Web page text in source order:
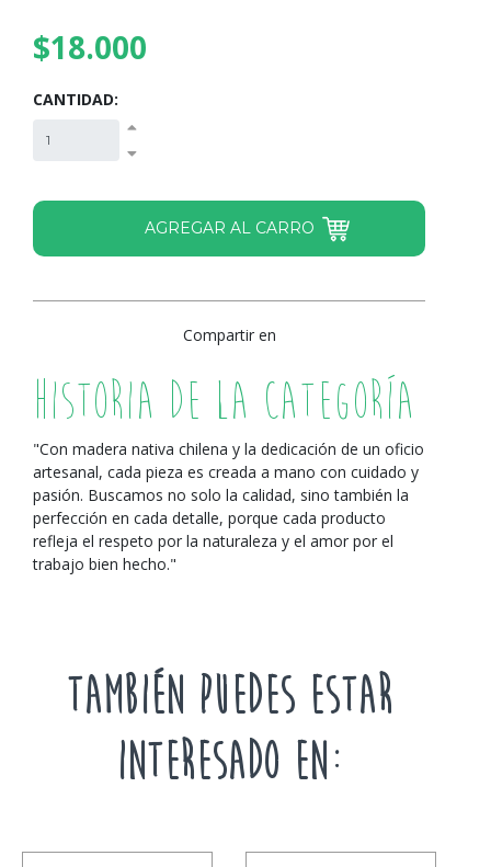
$18.000
CANTIDAD:
Compartir en
Historia de la Categoría
"Con madera nativa chilena y la dedicación de un oficio
artesanal, cada pieza es creada a mano con cuidado y
pasión. Buscamos no solo la calidad, sino también la
perfección en cada detalle, porque cada producto
refleja el respeto por la naturaleza y el amor por el
trabajo bien hecho."
TAMBIÉN PUEDES ESTAR
INTERESADO EN: